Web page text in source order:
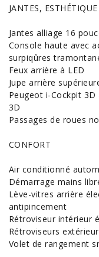
JANTES,
Jantes alliage 16
Console haute avec
surpiqûres
Feux arrière à LED
Jupe arrière
Peugeot i-Cockpit
3D
Passages de roues
CONFORT
Air conditionné
Démarrage mains
Lève-vitres arrière
antipincement
Rétroviseur intérieur
Rétroviseurs
Volet de rangement